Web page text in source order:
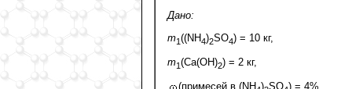
Дано:
m1((NH4)2SO4) = 10 кг,
m1(Са(ОН)2) = 2 кг,
(примесей в (NH ) SO ) = 4%,